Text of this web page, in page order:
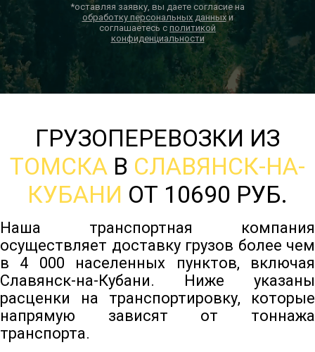
*оставляя заявку, вы даете согласие на
обработку персональных данныхи
соглашаетесь с политикой
конфиденциальности
ГРУЗОПЕРЕВОЗКИ ИЗ
ТОМСКА В СЛАВЯНСК-НА-
КУБАНИ ОТ 10690 РУБ.
Наша транспортная компания
осуществляет доставку грузов более чем
в 4 000 населенных пунктов, включая
Славянск-на-Кубани. Ниже указаны
расценки на транспортировку, которые
напрямую зависят от тоннажа
транспорта.